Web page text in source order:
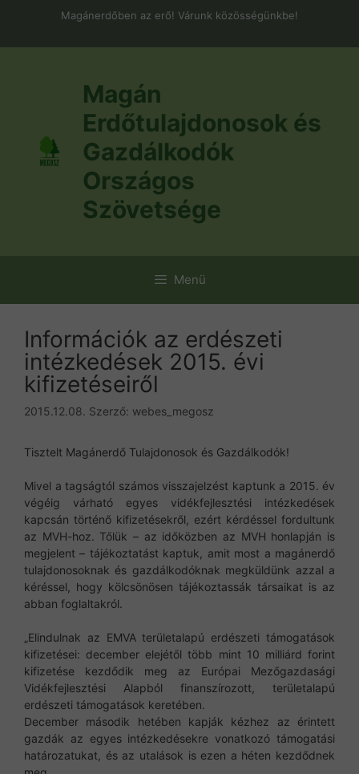
Magánerdőben az erő! Várunk közösségünkbe!
Magán
Erdőtulajdonosok és
Gazdálkodók
Országos
Szövetsége
Menü
Információk az erdészeti
intézkedések 2015. évi
kifizetéseiről
2015.12.08. Szerző: webes_megosz
Tisztelt Magánerdő Tulajdonosok és Gazdálkodók!
Mivel a tagságtól számos visszajelzést kaptunk a 2015. év
végéig várható egyes vidékfejlesztési intézkedések
kapcsán történő kifizetésekről, ezért kérdéssel fordultunk
az MVH-hoz. Tőlük – az időközben az MVH honlapján is
megjelent – tájékoztatást kaptuk, amit most a magánerdő
tulajdonosoknak és gazdálkodóknak megküldünk azzal a
kéréssel, hogy kölcsönösen tájékoztassák társaikat is az
abban foglaltakról.
„Elindulnak az EMVA területalapú erdészeti támogatások
kifizetései: december elejétől több mint 10 milliárd forint
kifizetése kezdődik meg az Európai Mezőgazdasági
Vidékfejlesztési Alapból finanszírozott, területalapú
erdészeti támogatások keretében.
December második hetében kapják kézhez az érintett
gazdák az egyes intézkedésekre vonatkozó támogatási
határozatukat, és az utalások is ezen a héten kezdődnek